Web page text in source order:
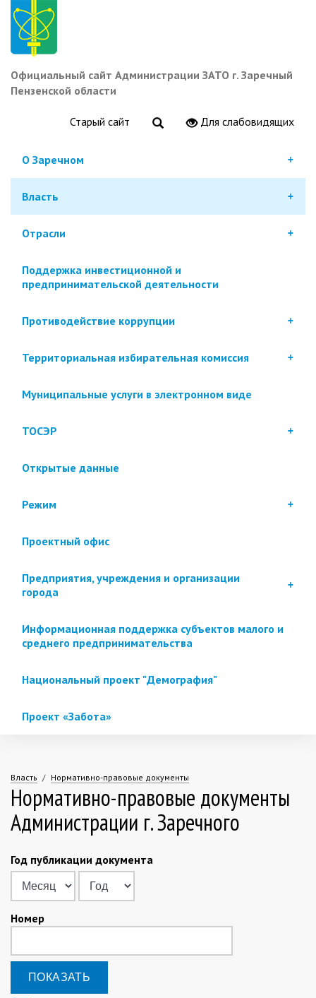
Перейти
основному
содержанию
Официальный сайт Администрации ЗАТО г. Заречный
Пензенской области
Старый сайт Для слабовидящих
О Заречном
Власть
Отрасли
Поддержка инвестиционной и
предпринимательской деятельности
Противодействие коррупции
Территориальная избирательная комиссия
Муниципальные услуги в электронном виде
ТОСЭР
Открытые данные
Режим
Проектный офис
Предприятия, учреждения и организации
города
Информационная поддержка субъектов малого и
среднего предпринимательства
Национальный проект "Демография"
Проект «Забота»
Вы
здесь
Власть Нормативно-правовые документы
Нормативно-правовые документы
Администрации г. Заречного
Год публикации документа
Месяц
Год
Номер